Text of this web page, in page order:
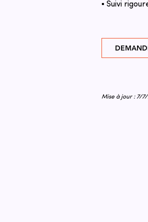
▪ Suivi
Mise à jour : 7/7/